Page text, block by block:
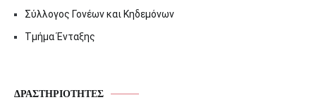
Σύλλογος Γονέων και Κηδεμόνων
Τμήμα Ένταξης
ΔΡΑΣΤΗΡΙΌΤΗΤΕΣ